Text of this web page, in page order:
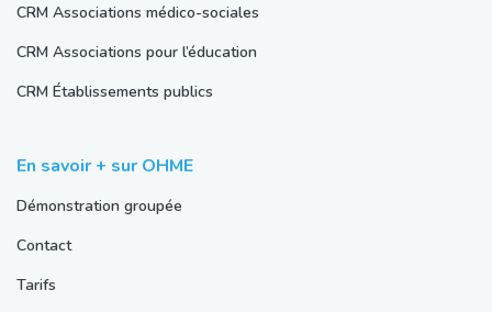
CRM Associations médico-sociales
CRM Associations pour l’éducation
CRM Établissements publics
En savoir + sur OHME
Démonstration groupée
Contact
Tarifs